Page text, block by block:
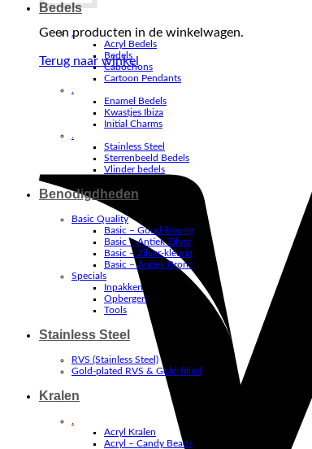
Geen producten in de winkelwagen.
Terug naar winkel
Bedels
.
Acryl Bedels
Bedels
Cabochons
Cartoon Pendants
.
Enamel Bedels
Kwastjes Ibiza
Initial Charms
.
Stainless Steel
Sterrenbeeld Bedels
Vlinder bedels
Benodigdheden
Basic Quality
Basic – Goud-kleurig
Basic – Antiek Zilver
Basic – Zilver-kleurig
Basic – Antiek Brons
Specials
Inpakken
Opbergen
Tools
Stainless Steel
RVS (Stainless Steel)
Gold-plated RVS & Gold-filled
Kralen
.
Acryl Kralen
Acryl – Candy Beads